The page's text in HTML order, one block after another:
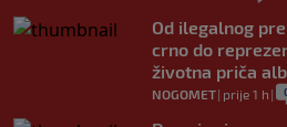
Od ilegalnog
crno do
životna priča
NOGOMET| prije 1 h |